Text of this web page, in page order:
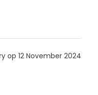
op 12 November 2024